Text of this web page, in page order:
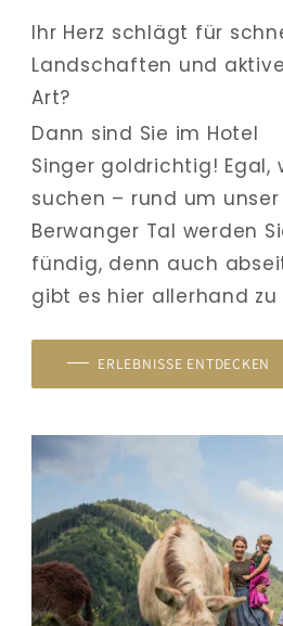
Ihr Herz schlägt für
Landschaften und
Art?
Dann sind Sie im Hotel
Singer goldrichtig! Egal,
suchen – rund um
Berwanger Tal werden
fündig, denn auch
gibt es hier allerhand
ERLEBNISSE ENTDECKEN